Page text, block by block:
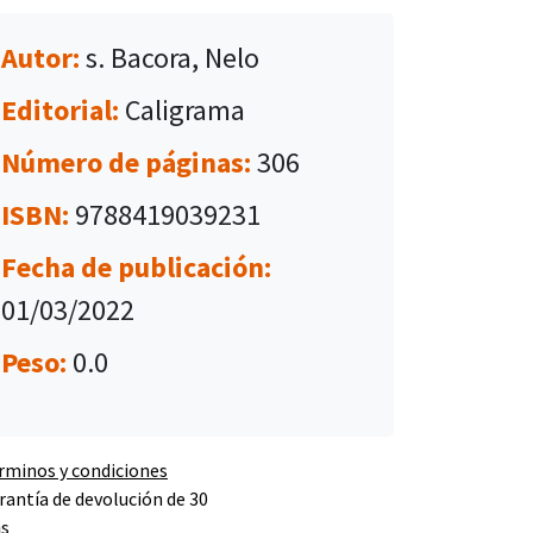
Autor:s. Bacora, Nelo
Editorial: Caligrama
Número de páginas:306
ISBN: 9788419039231
Fecha de publicación:
01/03/2022
Peso: 0.0
y condiciones
de devolución de 30